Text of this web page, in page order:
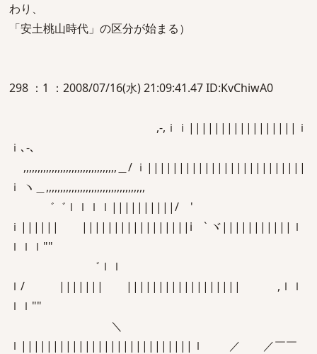
わり、
「安土桃山時代」の区分が始まる）
298 ：1 ：2008/07/16(水) 21:09:41.47 ID:KvChiwA0
,-,ｉｉ|||||||||||||||||ｉ
ｉ､‐､
,,,,,,,,,,,,,,,,,,,,,,,,,,,,,,,,,＿/ ｉ|||||||||||||||||||||||||
ｉ ヽ＿,,,,,,,,,,,,,,,,,,,,,,,,,,,,,,,,,,,
゛゛ｌｌｌｌ||||||||||/ '
ｉ|||||| |||||||||||||||||i ` ヾ|||||||||||ｌ
ｌｌｌ""
゛ｌｌ
ｌ/ ||||||| |||||||||||||||||| ,ｌｌ
ｌｌ""
＼
ｌ|||||||||||||||||||||||||||ｌ ／ ／￣￣